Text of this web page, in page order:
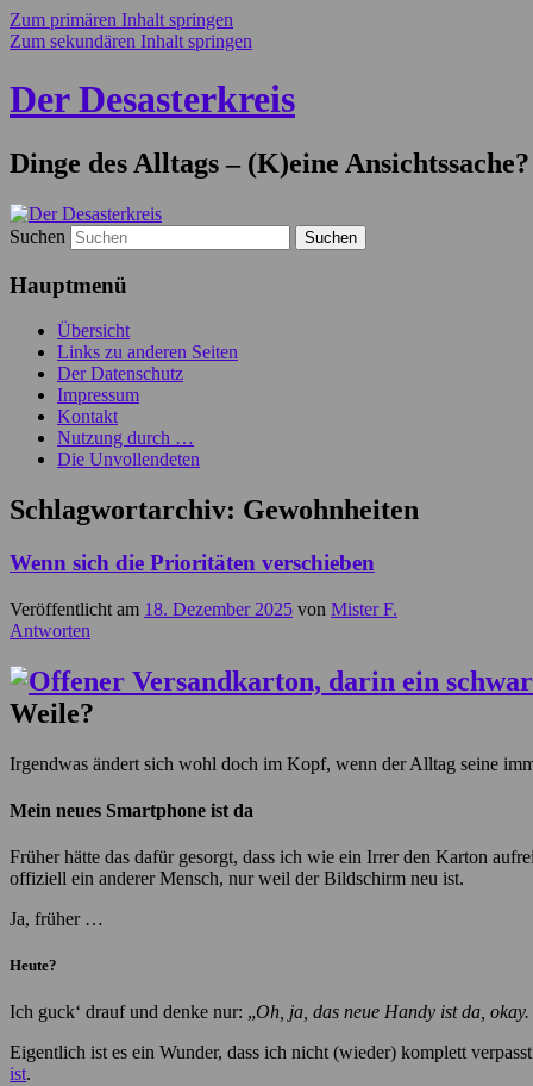
Zum primären Inhalt springen
Zum sekundären Inhalt springen
Der Desasterkreis
Dinge des Alltags – (K)eine Ansichtssache?
Suchen
Hauptmenü
Übersicht
Links zu anderen Seiten
Der Datenschutz
Impressum
Kontakt
Nutzung durch …
Die Unvollendeten
Schlagwortarchiv: Gewohnheiten
Wenn sich die Prioritäten verschieben
Veröffentlicht am 18. Dezember 2025 von Mister F.
Antworten
Weile?
Irgendwas ändert sich wohl doch im Kopf, wenn der Alltag seine
Mein neues Smartphone ist da
Früher hätte das dafür gesorgt, dass ich wie ein Irrer den Karton
offiziell ein anderer Mensch, nur weil der Bildschirm neu ist.
Ja, früher …
Heute?
Ich guck‘ drauf und denke nur: „Oh, ja, das neue Handy ist da,
Eigentlich ist es ein Wunder, dass ich nicht (wieder) komplett
ist.